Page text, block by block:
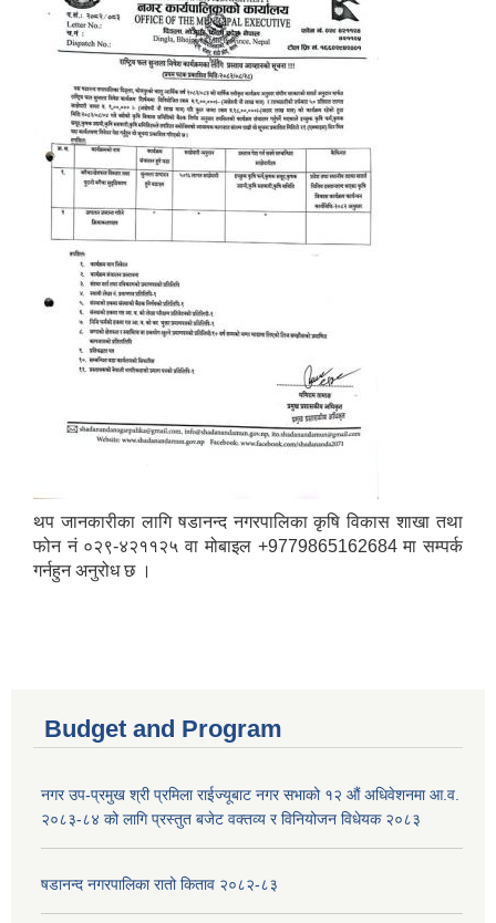
थप जानकारीका लागि षडानन्द नगरपालिका कृषि विकास शाखा तथा
फोन नं ०२९-४२११२५ वा मोबाइल +9779865162684 मा सम्पर्क
गर्नहुन अनुरोध छ ।
Budget and Program
नगर उप-प्रमुख श्री प्रमिला राईज्यूबाट नगर सभाको १२ ‍औं अधिवेशनमा आ.व.
२०८३-८४ को लागि प्रस्तुत बजेट वक्तव्य र विनियोजन विधेयक २०८३
षडानन्द नगरपालिका रातो किताव २०८२-८३